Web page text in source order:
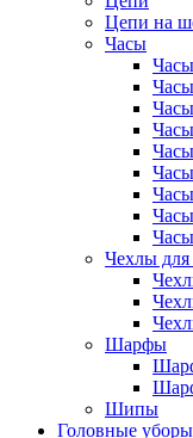
Цепи на
Часы
Чехлы для
Шарфы
Шипы
Головные уборы